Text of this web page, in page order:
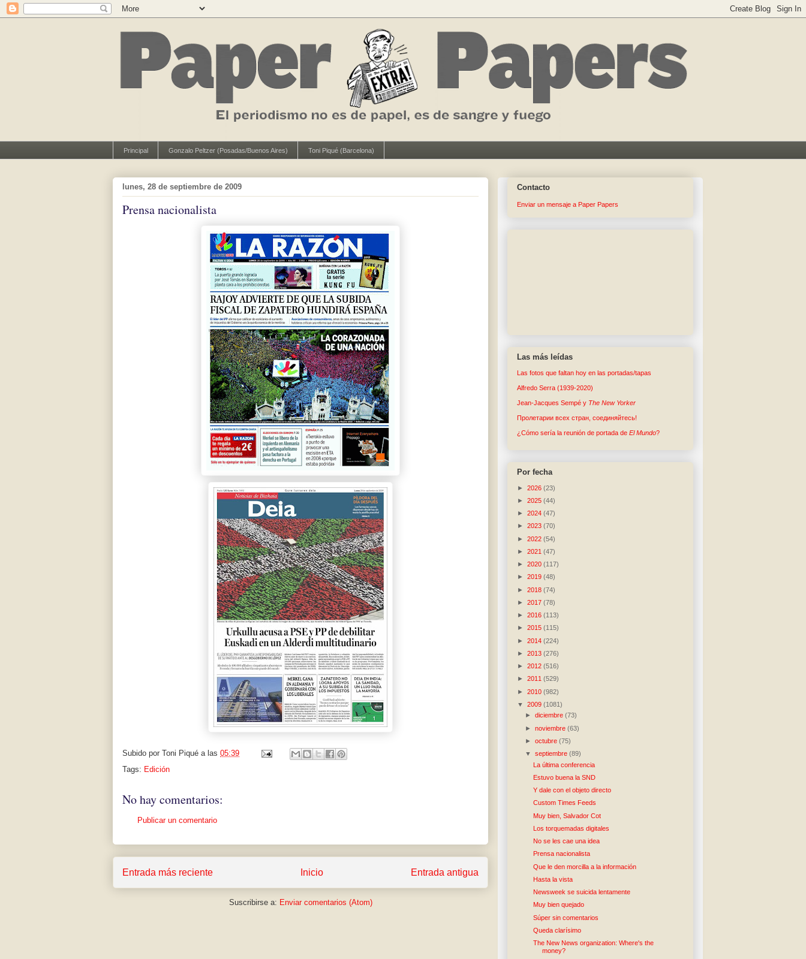
Principal Gonzalo Peltzer (Posadas/Buenos Aires) Toni Piqué (Barcelona)
lunes, 28 de septiembre de 2009
Prensa nacionalista
Subido por Toni Piqué a las 05:39
Tags: Edición
No hay comentarios:
Publicar un comentario
Entrada más reciente Entrada antigua
Inicio
Suscribirse a: Enviar comentarios (Atom)
Contacto
Enviar un mensaje a Paper Papers
Las más leídas
Las fotos que faltan hoy en las portadas/tapas
Alfredo Serra (1939-2020)
Jean-Jacques Sempé y The New Yorker
Пролетарии всех стран, соединяйтесь!
¿Cómo sería la reunión de portada de El Mundo?
Por fecha
► 2026 (23)
► 2025 (44)
► 2024 (47)
► 2023 (70)
► 2022 (54)
► 2021 (47)
► 2020 (117)
► 2019 (48)
► 2018 (74)
► 2017 (78)
► 2016 (113)
► 2015 (115)
► 2014 (224)
► 2013 (276)
► 2012 (516)
► 2011 (529)
► 2010 (982)
▼ 2009 (1081)
►diciembre(73)
►noviembre(63)
►octubre(75)
▼septiembre(89)
La última conferencia
Estuvo buena la SND
Y dale con el objeto directo
Custom Times Feeds
Muy bien, Salvador Cot
Los torquemadas digitales
No se les cae una idea
Prensa nacionalista
Que le den morcilla a la información
Hasta la vista
Newsweek se suicida lentamente
Muy bien quejado
Súper sin comentarios
Queda clarísimo
The New News organization: Where's the
money?